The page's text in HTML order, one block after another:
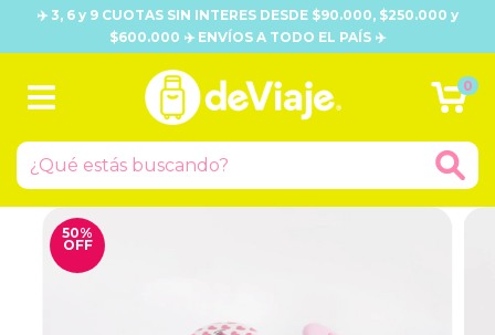
✈️ 3, 6 y 9 CUOTAS SIN INTERES DESDE $90.000, $250.000 y
$600.000 ✈️ ENVÍOS A TODO EL PAÍS ✈️
0
50%
OFF